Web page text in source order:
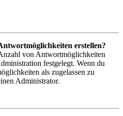
erstellen?
von Antwortmöglichkeiten
festgelegt. Wenn du
als zugelassen zu
Administrator.